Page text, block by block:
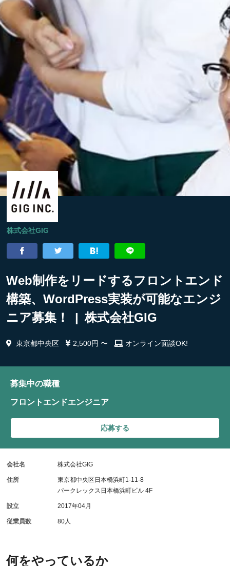
株式会社GIG
Web制作をリードするフロントエンド
構築、WordPress実装が可能なエンジ
ニア募集！ | 株式会社GIG
東京都中央区 2,500円 〜 オンライン面談OK!
何をやっているか
募集中の職種
フロントエンドエンジニア
応募する
会社名 株式会社GIG
住所
東京都中央区日本橋浜町1-11-8
パークレックス日本橋浜町ビル 4F
設立 2017年04月
従業員数 80人